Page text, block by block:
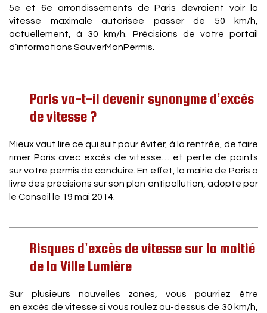
5e et 6e arrondissements de Paris devraient voir la
vitesse maximale autorisée passer de 50 km/h,
actuellement, à 30 km/h. Précisions de votre portail
d’informations SauverMonPermis.
Paris va-t-il devenir synonyme d’excès
de vitesse ?
Mieux vaut lire ce qui suit pour éviter, à la rentrée, de faire
rimer Paris avec excès de vitesse… et perte de points
sur votre permis de conduire. En effet, la mairie de Paris a
livré des précisions sur son plan antipollution, adopté par
le Conseil le 19 mai 2014.
Risques d’excès de vitesse sur la moitié
de la Ville Lumière
Sur plusieurs nouvelles zones, vous pourriez être
en excès de vitesse si vous roulez au-dessus de 30 km/h,